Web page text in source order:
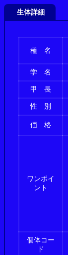
生体詳細
種 名
学 名
甲 長
性 別
価 格
ワンポイ
ント
個体コー
ド